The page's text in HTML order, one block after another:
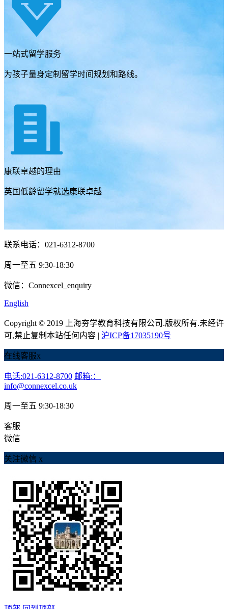
一站式留学服务
为孩子量身定制留学时间规划和路线。
康联卓越的理由
英国低龄留学就选康联卓越
联系电话：021-6312-8700
周一至五 9:30-18:30
微信：Connexcel_enquiry
English
Copyright © 2019 上海夯学教育科技有限公司.版权所有.未经许
可,禁止复制本站任何内容 | 沪ICP备17035190号
在线客服x
电话:021-6312-8700 邮箱:：
info@connexcel.co.uk
周一至五 9:30-18:30
客服
微信
关注微信 x